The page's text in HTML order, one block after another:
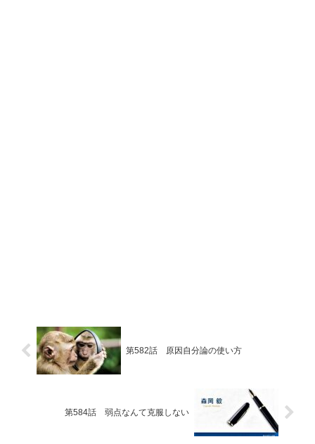
第582話 原因自分論の使い方
第584話 弱点なんて克服しない